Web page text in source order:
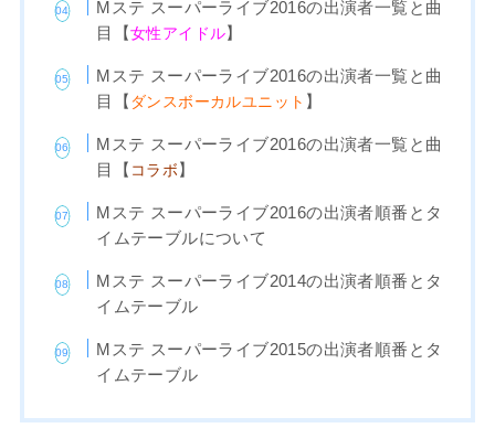
Mステ スーパーライブ2016の出演者一覧と曲
目【女性アイドル】
Mステ スーパーライブ2016の出演者一覧と曲
目【 ダンスボーカルユニット 】
Mステ スーパーライブ2016の出演者一覧と曲
目【 コラボ】
Mステ スーパーライブ2016の出演者順番とタ
イムテーブルについて
Mステ スーパーライブ2014の出演者順番とタ
イムテーブル
Mステ スーパーライブ2015の出演者順番とタ
イムテーブル